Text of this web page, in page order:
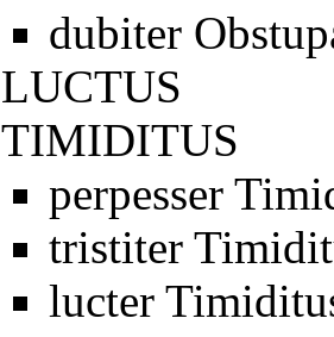
dubiter
LUCTUS
TIMIDITUS
perpesser
tristiter
lucter